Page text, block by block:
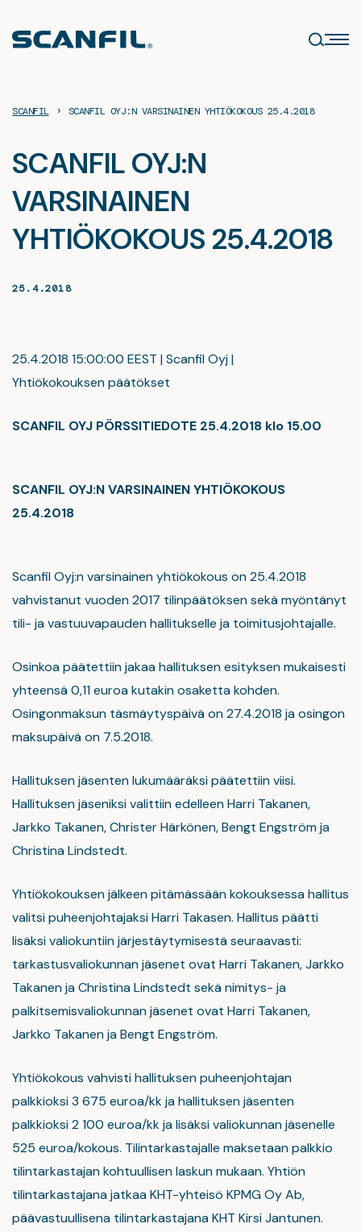
sisältöön
SCANFIL › SCANFIL OYJ:N VARSINAINEN YHTIÖKOKOUS 25.4.2018
SCANFIL OYJ:N
VARSINAINEN
YHTIÖKOKOUS 25.4.2018
25.4.2018
25.4.2018 15:00:00 EEST | Scanfil Oyj |
Yhtiökokouksen päätökset
SCANFIL OYJ PÖRSSITIEDOTE 25.4.2018 klo 15.00
SCANFIL OYJ:N VARSINAINEN YHTIÖKOKOUS
25.4.2018
Scanfil Oyj:n varsinainen yhtiökokous on 25.4.2018
vahvistanut vuoden 2017 tilinpäätöksen sekä myöntänyt
tili- ja vastuuvapauden hallitukselle ja toimitusjohtajalle.
Osinkoa päätettiin jakaa hallituksen esityksen mukaisesti
yhteensä 0,11 euroa kutakin osaketta kohden.
Osingonmaksun täsmäytyspäivä on 27.4.2018 ja osingon
maksupäivä on 7.5.2018.
Hallituksen jäsenten lukumääräksi päätettiin viisi.
Hallituksen jäseniksi valittiin edelleen Harri Takanen,
Jarkko Takanen, Christer Härkönen, Bengt Engström ja
Christina Lindstedt.
Yhtiökokouksen jälkeen pitämässään kokouksessa hallitus
valitsi puheenjohtajaksi Harri Takasen. Hallitus päätti
lisäksi valiokuntiin järjestäytymisestä seuraavasti:
tarkastusvaliokunnan jäsenet ovat Harri Takanen, Jarkko
Takanen ja Christina Lindstedt sekä nimitys- ja
palkitsemisvaliokunnan jäsenet ovat Harri Takanen,
Jarkko Takanen ja Bengt Engström.
Yhtiökokous vahvisti hallituksen puheenjohtajan
palkkioksi 3 675 euroa/kk ja hallituksen jäsenten
palkkioksi 2 100 euroa/kk ja lisäksi valiokunnan jäsenelle
525 euroa/kokous. Tilintarkastajalle maksetaan palkkio
tilintarkastajan kohtuullisen laskun mukaan. Yhtiön
tilintarkastajana jatkaa KHT-yhteisö KPMG Oy Ab,
päävastuullisena tilintarkastajana KHT Kirsi Jantunen.